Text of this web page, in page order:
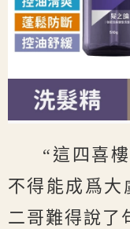
“這四喜
不得能成爲大
二哥難得說了